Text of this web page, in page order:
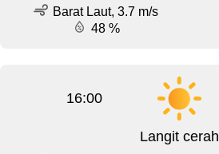
Barat Laut, 3.7 m/s
48 %
16:00
Langit cerah